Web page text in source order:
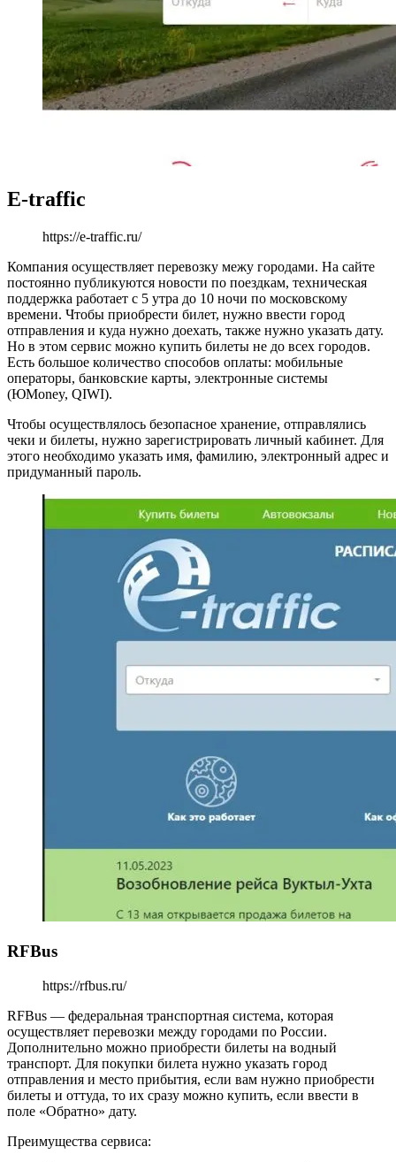
E-traffic
https://e-traffic.ru/
Компания осуществляет перевозку межу городами. На сайте
постоянно публикуются новости по поездкам, техническая
поддержка работает с 5 утра до 10 ночи по московскому
времени. Чтобы приобрести билет, нужно ввести город
отправления и куда нужно доехать, также нужно указать дату.
Но в этом сервис можно купить билеты не до всех городов.
Есть большое количество способов оплаты: мобильные
операторы, банковские карты, электронные системы
(ЮMoney, QIWI).
Чтобы осуществлялось безопасное хранение, отправлялись
чеки и билеты, нужно зарегистрировать личный кабинет. Для
этого необходимо указать имя, фамилию, электронный адрес и
придуманный пароль.
RFBus
https://rfbus.ru/
RFBus — федеральная транспортная система, которая
осуществляет перевозки между городами по России.
Дополнительно можно приобрести билеты на водный
транспорт. Для покупки билета нужно указать город
отправления и место прибытия, если вам нужно приобрести
билеты и оттуда, то их сразу можно купить, если ввести в
поле «Обратно» дату.
Преимущества сервиса: